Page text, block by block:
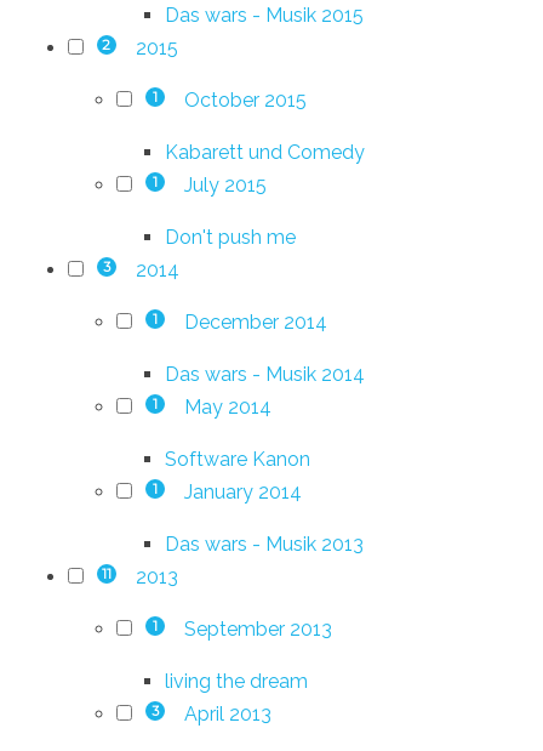
Das wars - Musik 2015
2 2015
1 October 2015
Kabarett und Comedy
1 July 2015
Don't push me
3 2014
1 December 2014
Das wars - Musik 2014
1 May 2014
Software Kanon
1 January 2014
Das wars - Musik 2013
11 2013
1 September 2013
living the dream
3 April 2013